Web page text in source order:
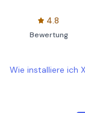
4.8
Bewertung
Wie installiere ich